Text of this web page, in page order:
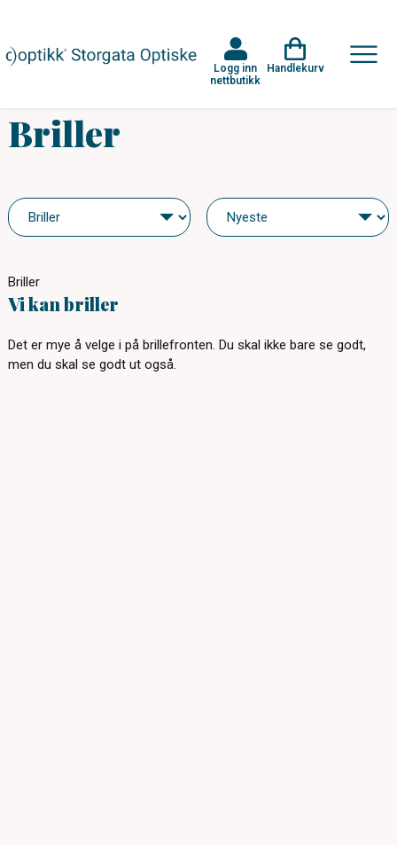
Logg inn
nettbutikk
Handlekurv
Briller
Briller
Vi kan briller
Det er mye å velge i på brillefronten. Du skal ikke bare se godt,
men du skal se godt ut også.